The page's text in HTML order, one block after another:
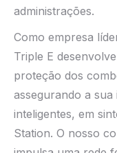
administrações.
Como empresa
Triple E
proteção dos
assegurando a
inteligentes, em
Station. O nosso